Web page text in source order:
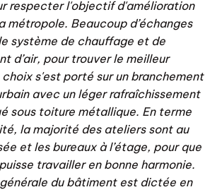
respecter l'objectif d'amélioration
métropole. Beaucoup d’échanges
système de chauffage et de
d’air, pour trouver le meilleur
choix s'est portésur un branchement
avec un léger rafraîchissement
ésous toiture métallique. En terme
la majorité des ateliers sont au
et les bureaux à l’étage, pour que
travailler en bonne harmonie.
du bâtiment est dictée en